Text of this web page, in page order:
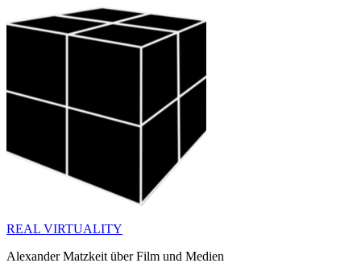
to
REAL VIRTUALITY
Alexander Matzkeit über Film und Medien